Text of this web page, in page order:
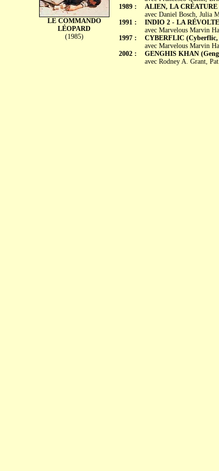
LE COMMANDO
LÉOPARD
(1985)
1989 :
1991 :
1997 :
2002 :
ALIEN, LA CRÉATURE
avec Daniel Bosch, Julia
INDIO 2 - LA
avec Marvelous Marvin
CYBERFLIC (Cyberflic,
avec Marvelous Marvin
GENGHIS KHAN
avec Rodney A. Grant,